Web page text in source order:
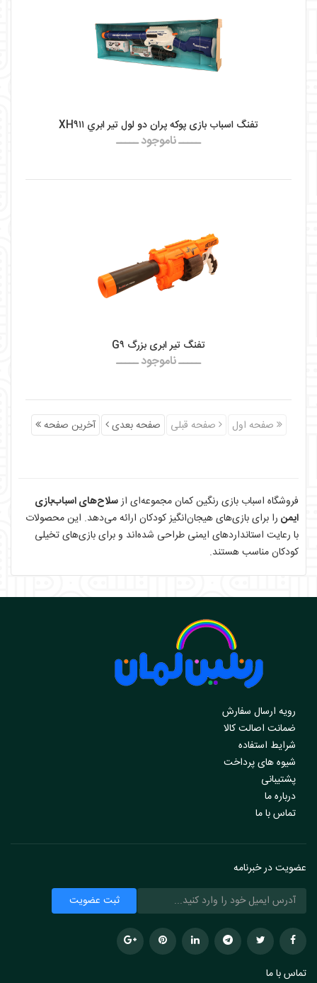
تفنگ اسباب بازی پوکه پران دو لول تير ابري XH۹۱۱
ـــــ ناموجود ـــــ
تفنگ تیر ابری بزرگ G۹
ـــــ ناموجود ـــــ
صفحه اول صفحه قبلی صفحه بعدی آخرین صفحه
فروشگاه اسباب بازی رنگین کمان مجموعه‌ای ازسلاح‌های اسباب‌بازی
ایمن را برای بازی‌های هیجان‌انگیز کودکان ارائه می‌دهد. این محصولات
با رعایت استانداردهای ایمنی طراحی شده‌اند و برای بازی‌های تخیلی
کودکان مناسب هستند.
رویه ارسال سفارش
ضمانت اصالت کالا
شرایط استفاده
شیوه های پرداخت
پشتیبانی
درباره ما
تماس با ما
عضویت در خبرنامه
تماس با ما